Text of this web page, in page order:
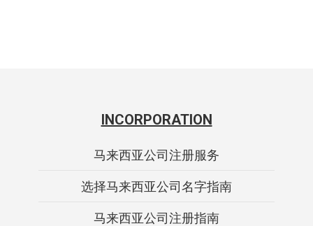
INCORPORATION
马来西亚公司注册服务
选择马来西亚公司名字指南
马来西亚公司注册指南